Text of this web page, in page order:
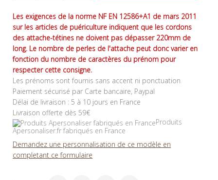
Les exigences de la norme NF EN 12586+A1 de mars 2011
sur les articles de puériculture indiquent que les cordons
des attache-tétines ne doivent pas dépasser 220mm de
long. Le nombre de perles de l'attache peut donc varier en
fonction du nombre de caractères du prénom pour
respecter cette consigne.
Les prénoms sont fournis sans accent ni ponctuation
Paiement sécurisé par Carte bancaire, Paypal
Délai de livraison : 5 à 10 jours en France
Livraison offerte dès 59€
Produits
Apersonaliser.fr fabriqués en France
Demandez une personnalisation de ce modèle en
completant ce formulaire